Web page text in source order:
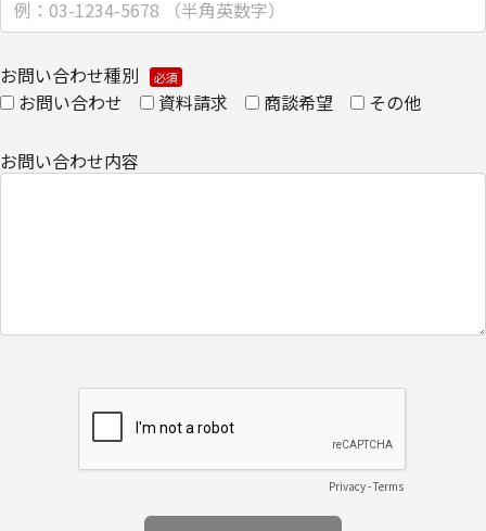
【安全対策に関して】
SSL（Secure Sockets Layer）による個人情報の暗号化またはこれ
企画本部 営業・マーケティング推進部
お問い合わせ種別
お問い合わせ
資料請求 商談希望 その他
お問い合わせ内容
Privacy-Terms